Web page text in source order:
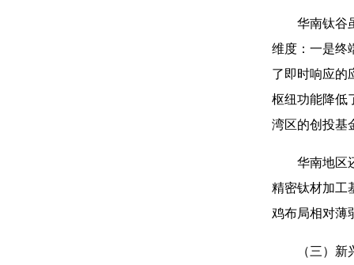
华南钛谷
维度：一是终
了即时响应的
枢纽功能降低
湾区的创投基
华南地区
精密钛材加工
鸡布局相对薄
（三）